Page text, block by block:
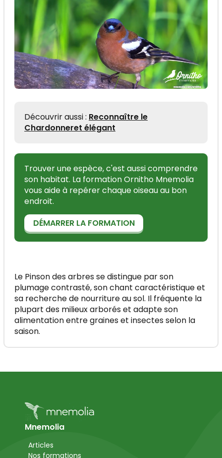
Découvrir aussi : Reconnaître le
Chardonneret élégant
Trouver une espèce, c'est aussi comprendre
son habitat. La formation Ornitho Mnemolia
vous aide à repérer chaque oiseau au bon
endroit.
DÉMARRER LA FORMATION
Le Pinson des arbres se distingue par son
plumage contrasté, son chant caractéristique et
sa recherche de nourriture au sol. Il fréquente la
plupart des milieux arborés et adapte son
alimentation entre graines et insectes selon la
saison.
Mnemolia
Articles
Nos formations